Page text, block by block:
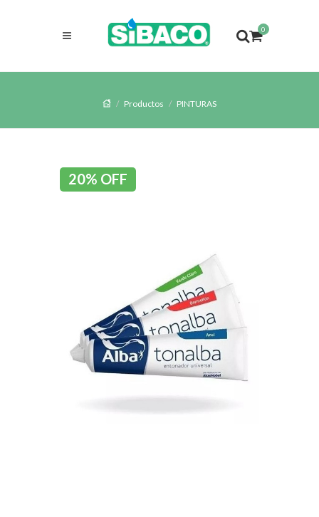
0
Productos PINTURAS
20% OFF